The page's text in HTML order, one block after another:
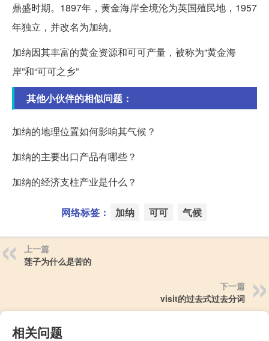
鼎盛时期。1897年，黄金海岸全境沦为英国殖民地，1957
年独立，并改名为加纳。
加纳因其丰富的黄金资源和可可产量，被称为“黄金海
岸”和“可可之乡”
其他小伙伴的相似问题：
加纳的地理位置如何影响其气候？
加纳的主要出口产品有哪些？
加纳的经济支柱产业是什么？
网络标签： 加纳 可可 气候
上一篇
莲子为什么是苦的
下一篇
visit的过去式过去分词
相关问题